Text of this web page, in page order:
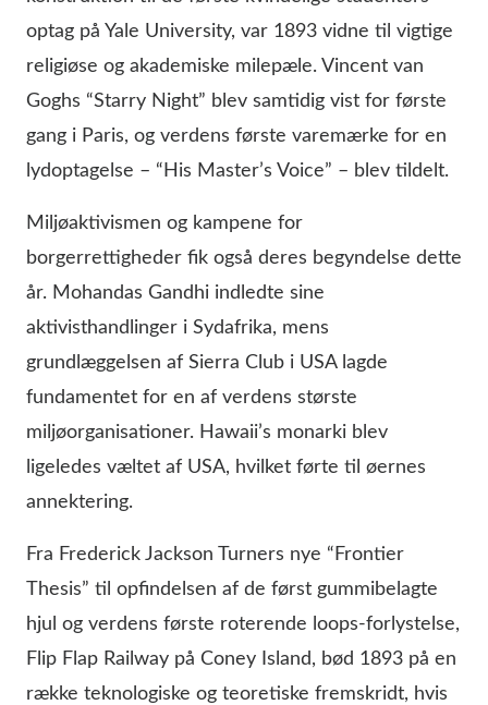
optag på Yale University, var 1893 vidne til vigtige
religiøse og akademiske milepæle. Vincent van
Goghs “Starry Night” blev samtidig vist for første
gang i Paris, og verdens første varemærke for en
lydoptagelse – “His Master’s Voice” – blev tildelt.
Miljøaktivismen og kampene for
borgerrettigheder fik også deres begyndelse dette
år. Mohandas Gandhi indledte sine
aktivisthandlinger i Sydafrika, mens
grundlæggelsen af Sierra Club i USA lagde
fundamentet for en af verdens største
miljøorganisationer. Hawaii’s monarki blev
ligeledes væltet af USA, hvilket førte til øernes
annektering.
Fra Frederick Jackson Turners nye “Frontier
Thesis” til opfindelsen af de først gummibelagte
hjul og verdens første roterende loops-forlystelse,
Flip Flap Railway på Coney Island, bød 1893 på en
række teknologiske og teoretiske fremskridt, hvis